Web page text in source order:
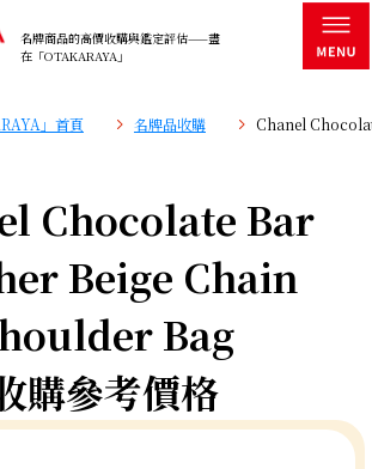
名牌商品的高價收購與鑑定評估——盡
在「OTAKARAYA」
」首頁 名牌品收購 Chanel
Chocolate Bar
Beige Chain
Bag
購參考價格